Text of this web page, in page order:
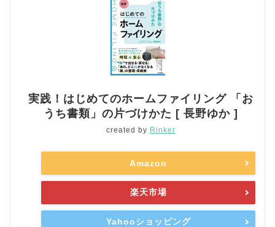
実践！はじめてのホームファイリング 「お
うち書類」の片づけかた [ 長野ゆか ]
created by Rinker
Amazon
楽天市場
Yahooショッピング